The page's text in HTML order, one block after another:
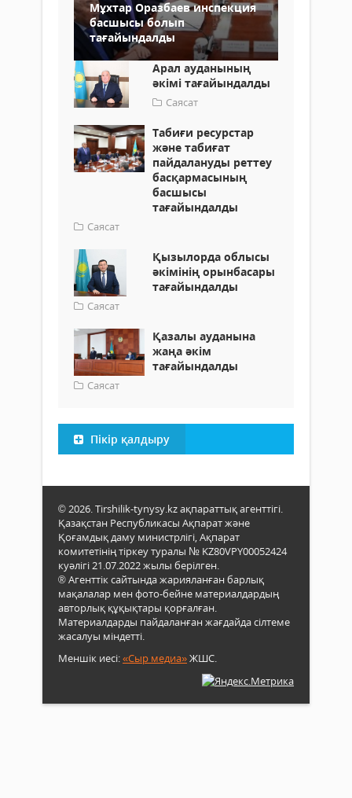
Мұхтар Оразбаев инспекция
басшысы болып
тағайындалды
Арал ауданының
әкімі тағайындалды
Саясат
Табиғи ресурстар
және табиғат
пайдалануды реттеу
басқармасының
басшысы
тағайындалды
Саясат
Қызылорда облысы
әкімінің орынбасары
тағайындалды
Саясат
Қазалы ауданына
жаңа әкім
тағайындалды
Саясат
Пікір қалдыру
© 2026. Tirshilik-tynysy.kz ақпараттық агенттігі.
Қазақстан Республикасы Ақпарат және
Қоғамдық даму министрлігі, Ақпарат
комитетінің тіркеу туралы № KZ80VPY00052424
куәлігі 21.07.2022 жылы берілген.
® Агенттік сайтында жарияланған барлық
мақалалар мен фото-бейне материалдардың
авторлық құқықтары қорғалған.
Материалдарды пайдаланған жағдайда сілтеме
жасалуы міндетті.
Меншік иесі:«Сыр медиа»ЖШС.